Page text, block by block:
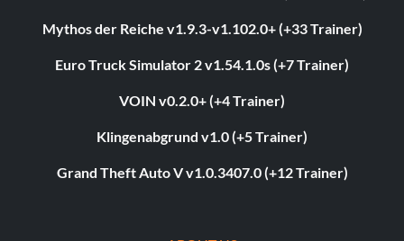
Mythos der Reiche v1.9.3-v1.102.0+ (+33 Trainer)
Euro Truck Simulator 2 v1.54.1.0s (+7 Trainer)
VOIN v0.2.0+ (+4 Trainer)
Klingenabgrund v1.0 (+5 Trainer)
Grand Theft Auto V v1.0.3407.0 (+12 Trainer)